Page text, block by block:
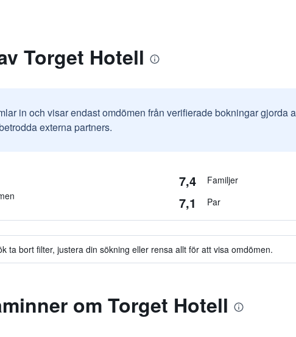
Torget Hotell
in och visar endast omdömen från verifierade bokningar gjorda
externa partners.
7,4 Familjer
7,1 Par
ta bort filter, justera din sökning eller rensa allt för att visa omdömen.
om Torget Hotell